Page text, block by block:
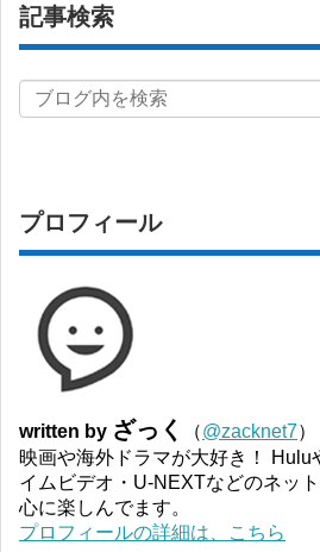
記事検索
プロフィール
written by ざっく （@zacknet7）
映画や海外ドラマが大好き！ Hulu
イムビデオ・U-NEXTなどのネッ
心に楽しんでます。
プロフィールの詳細は、こちら